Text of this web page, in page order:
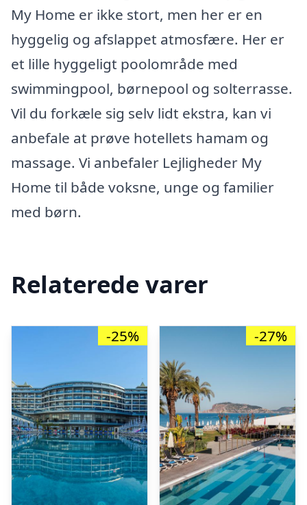
My Home er ikke stort, men her er en
hyggelig og afslappet atmosfære. Her er
et lille hyggeligt poolområde med
swimmingpool, børnepool og solterrasse.
Vil du forkæle sig selv lidt ekstra, kan vi
anbefale at prøve hotellets hamam og
massage. Vi anbefaler Lejligheder My
Home til både voksne, unge og familier
med børn.
Relaterede varer
-25% -27%